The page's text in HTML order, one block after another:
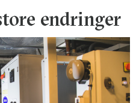
endringer